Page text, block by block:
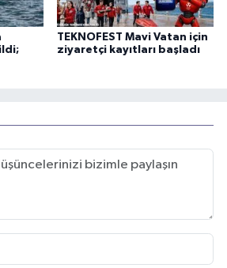
TEKNOFEST Mavi Vatan için
ziyaretçi kayıtları başladı